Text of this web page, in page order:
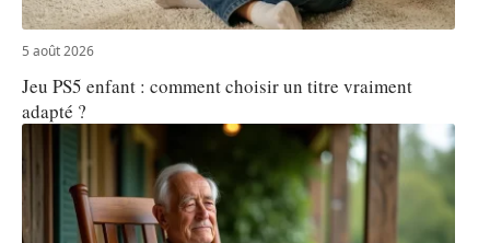
5 août 2026
Jeu PS5 enfant : comment choisir un titre vraiment
adapté ?